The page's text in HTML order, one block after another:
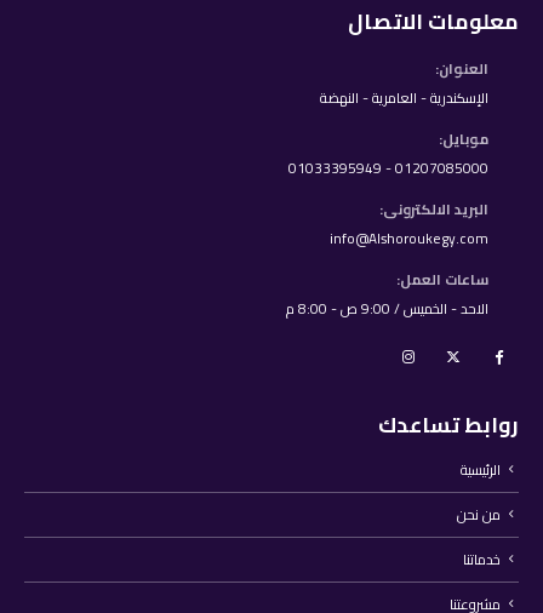
معلومات الاتصال
العنوان:
الإسكندرية - العامرية - النهضة
موبايل:
01207085000 - 01033395949
البريد الالكترونى:
info@Alshoroukegy.com
ساعات العمل:
الاحد - الخميس / 9:00 ص - 8:00 م
روابط تساعدك
الرئيسية
من نحن
خدماتنا
مشروعتنا